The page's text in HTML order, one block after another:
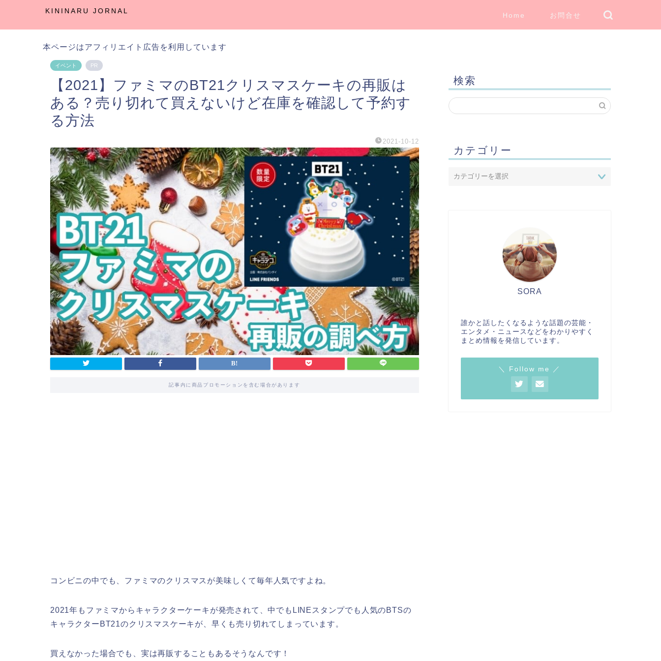
KININARU JORNAL
Home お問合せ
本ページはアフィリエイト広告を利用しています
イベント PR
【2021】ファミマのBT21クリスマスケーキの再販は
ある？売り切れて買えないけど在庫を確認して予約す
る方法
2021-10-12
記事内に商品プロモーションを含む場合があります
コンビニの中でも、ファミマのクリスマスが美味しくて毎年人気ですよね。
2021年もファミマからキャラクターケーキが発売されて、中でもLINEスタンプでも人気のBTSの
キャラクターBT21のクリスマスケーキが、早くも売り切れてしまっています。
買えなかった場合でも、実は再販することもあるそうなんです！
検索
カテゴリー
SORA
誰かと話したくなるような話題の芸能・
エンタメ・ニュースなどをわかりやすく
まとめ情報を発信しています。
＼ Follow me ／